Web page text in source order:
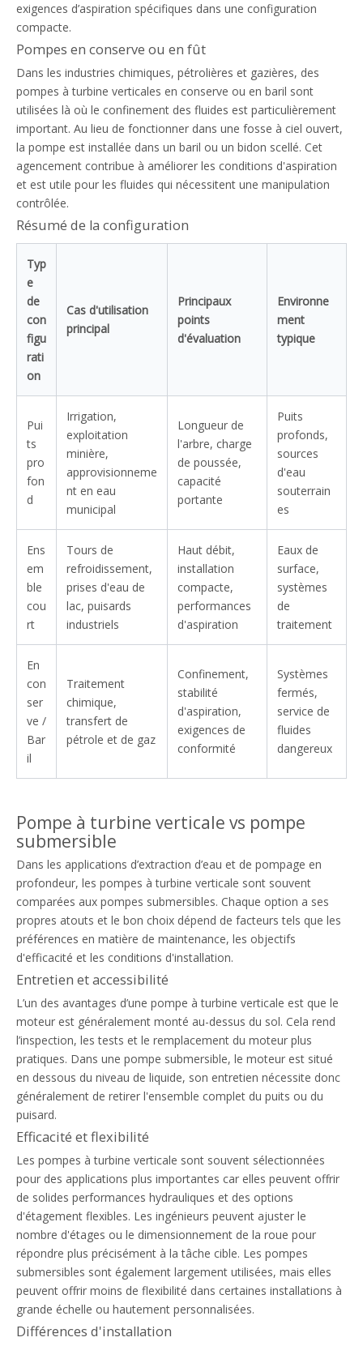
exigences d’aspiration spécifiques dans une configuration
compacte.
Pompes en conserve ou en fût
Dans les industries chimiques, pétrolières et gazières, des
pompes à turbine verticales en conserve ou en baril sont
utilisées là où le confinement des fluides est particulièrement
important. Au lieu de fonctionner dans une fosse à ciel ouvert,
la pompe est installée dans un baril ou un bidon scellé. Cet
agencement contribue à améliorer les conditions d'aspiration
et est utile pour les fluides qui nécessitent une manipulation
contrôlée.
Résumé de la configuration
Typ
e
de
con
figu
rati
on
Cas d'utilisation
principal
Principaux
points
d'évaluation
Environne
ment
typique
Pui
ts
pro
fon
d
Irrigation,
exploitation
minière,
approvisionneme
nt en eau
municipal
Longueur de
l'arbre, charge
de poussée,
capacité
portante
Puits
profonds,
sources
d'eau
souterrain
es
Ens
em
ble
cou
rt
Tours de
refroidissement,
prises d'eau de
lac, puisards
industriels
Haut débit,
installation
compacte,
performances
d'aspiration
Eaux de
surface,
systèmes
de
traitement
En
con
ser
ve /
Bar
il
Traitement
chimique,
transfert de
pétrole et de gaz
Confinement,
stabilité
d'aspiration,
exigences de
conformité
Systèmes
fermés,
service de
fluides
dangereux
Pompe à turbine verticale vs pompe
submersible
Dans les applications d’extraction d’eau et de pompage en
profondeur, les pompes à turbine verticale sont souvent
comparées aux pompes submersibles. Chaque option a ses
propres atouts et le bon choix dépend de facteurs tels que les
préférences en matière de maintenance, les objectifs
d'efficacité et les conditions d'installation.
Entretien et accessibilité
L’un des avantages d’une pompe à turbine verticale est que le
moteur est généralement monté au-dessus du sol. Cela rend
l’inspection, les tests et le remplacement du moteur plus
pratiques. Dans une pompe submersible, le moteur est situé
en dessous du niveau de liquide, son entretien nécessite donc
généralement de retirer l'ensemble complet du puits ou du
puisard.
Efficacité et flexibilité
Les pompes à turbine verticale sont souvent sélectionnées
pour des applications plus importantes car elles peuvent offrir
de solides performances hydrauliques et des options
d'étagement flexibles. Les ingénieurs peuvent ajuster le
nombre d'étages ou le dimensionnement de la roue pour
répondre plus précisément à la tâche cible. Les pompes
submersibles sont également largement utilisées, mais elles
peuvent offrir moins de flexibilité dans certaines installations à
grande échelle ou hautement personnalisées.
Différences d'installation